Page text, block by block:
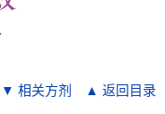
▼ 相关方剂 ▲ 返回目录